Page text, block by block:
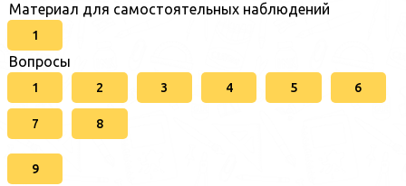
Материал для самостоятельных наблюдений
1
Вопросы
1 2 3 4 5 6
7 8
9